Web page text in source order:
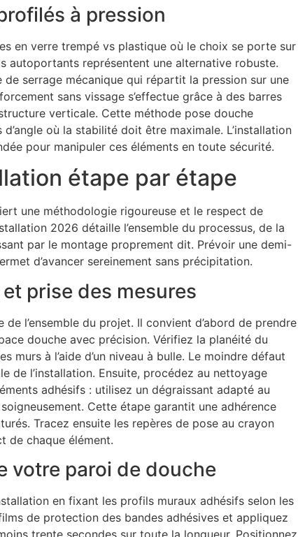
à pression
en verre trempé vs plastique où le choix se porte sur
autoportants représentent une alternative robuste.
serrage mécanique qui répartit la pression sur une
sans vissage s’effectue grâce à des barres
verticale. Cette méthode pose douche
où la stabilité doit être maximale. L’installation
pour manipuler ces éléments en toute sécurité.
étape par étape
une méthodologie rigoureuse et le respect de
2026 détaille l’ensemble du processus, de la
par le montage proprement dit. Prévoir une demi-
d’avancer sereinement sans précipitation.
prise des mesures
l’ensemble du projet. Il convient d’abord de prendre
douche avec précision. Vérifiez la planéité du
murs à l’aide d’un niveau à bulle. Le moindre défaut
de l’installation. Ensuite, procédez au nettoyage
adhésifs : utilisez un dégraissant adapté au
Cette étape garantit une adhérence
Tracez ensuite les repères de pose au crayon
de chaque élément.
votre paroi de douche
en fixant les profils muraux adhésifs selon les
de protection des bandes adhésives et appliquez
trente secondes sur toute la longueur. Positionnez